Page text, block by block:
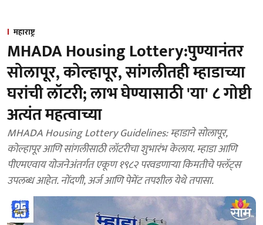
महाराष्ट्र
MHADA Housing Lottery:पुण्यानंतर
सोलापूर, कोल्हापूर, सांगलीतही म्हाडाच्या
घरांची लॉटरी; लाभ घेण्यासाठी 'या' ८ गोष्टी
अत्यंत महत्वाच्या
MHADA Housing Lottery Guidelines: म्हाडाने सोलापूर,
कोल्हापूर आणि सांगलीसाठी लॉटरीचा शुभारंभ केलाय. म्हाडा आणि
पीएमएवाय योजनेअंतर्गत एकूण १९८२ परवडणाऱ्या किमतीचे फ्लॅट्स
उपलब्ध आहेत. नोंदणी, अर्ज आणि पेमेंट तपशील येथे तपासा.